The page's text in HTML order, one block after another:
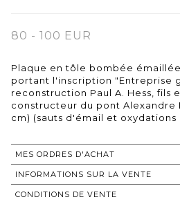
80 - 100 EUR
Plaque en tôle bombée
portant l'inscription "Entreprise
reconstruction Paul A. Hess, fils
constructeur du pont Alexandre
cm) (sauts d'émail et oxydations
MES ORDRES D'ACHAT
INFORMATIONS SUR LA VENTE
CONDITIONS DE VENTE